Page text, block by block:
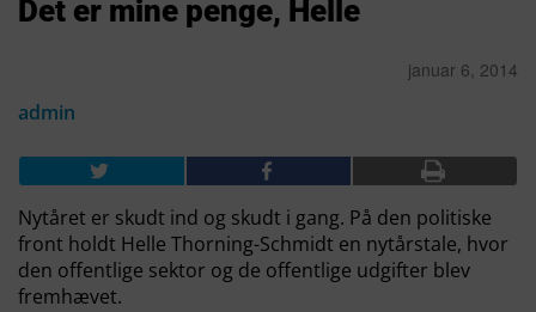
Det er mine penge, Helle
januar 6, 2014
admin
Nytåret er skudt ind og skudt i gang. På den politiske
front holdt Helle Thorning-Schmidt en nytårstale, hvor
den offentlige sektor og de offentlige udgifter blev
fremhævet.